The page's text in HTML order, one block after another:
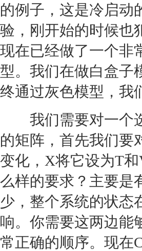
的例子，这是冷启动
验，刚开始的时候也
现在已经做了一个非
型。我们在做白盒子
终通过灰色模型，我
我们需要对一个选
的矩阵，首先我们要
变化，X将它设为T
么样的要求？主要是
少，整个系统的状态
响。你需要这两边能
常正确的顺序。现在